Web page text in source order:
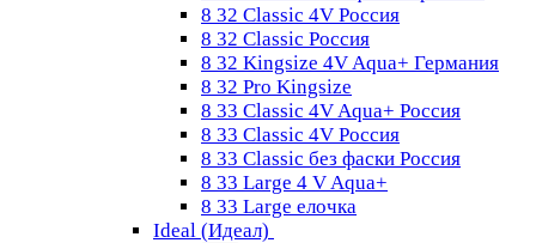
8 32 Classic 4V Россия
8 32 Classic Россия
8 32 Kingsize 4V Aqua+ Германия
8 32 Pro Kingsize
8 33 Classic 4V Aqua+ Россия
8 33 Classic 4V Россия
8 33 Classic без фаски Россия
8 33 Large 4 V Aqua+
8 33 Large елочка
Ideal (Идеал)